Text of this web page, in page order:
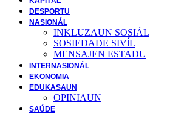
DESPORTU
NASIONÁL
INKLUZAUN SOSIÁL
SOSIEDADE SIVĺL
MENSAJEN ESTADU
INTERNASIONÁL
EKONOMIA
EDUKASAUN
OPINIAUN
SAÚDE